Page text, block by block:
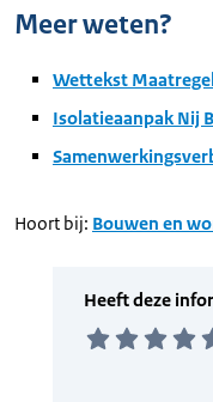
Meer weten?
Wettekst
Isolatieaanpak Nij
Hoort bij: Bouwen en